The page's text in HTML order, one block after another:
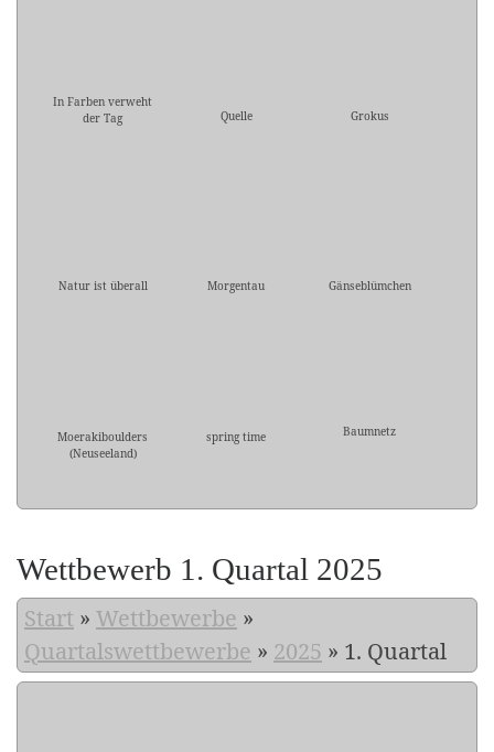
In Farben verweht
der Tag
Quelle Grokus
Natur ist überall Morgentau Gänseblümchen
Moerakiboulders
(Neuseeland)
spring time Baumnetz
Wettbewerb 1. Quartal 2025
Start » Wettbewerbe »
Quartalswettbewerbe » 2025 » 1. Quartal